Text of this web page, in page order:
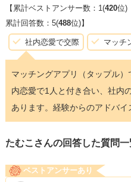
【累計ベストアンサー数：1(420位)
累計回答数：5(488位)】
社内恋愛で交際 マッチ
マッチングアプリ（タップル
内恋愛で1人と付き合い、社内
あります。経験からのアドバイ
たむこさんの回答した質問一
ベストアンサーあり